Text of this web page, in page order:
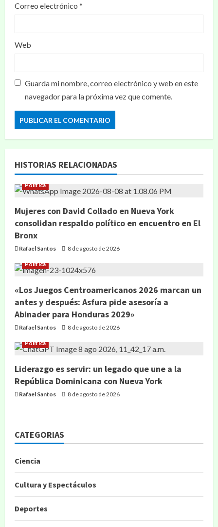
Correo electrónico *
Web
Guarda mi nombre, correo electrónico y web en este
navegador para la próxima vez que comente.
HISTORIAS RELACIONADAS
Política
Mujeres con David Collado en Nueva York
consolidan respaldo político en encuentro en El
Bronx
Rafael Santos 8 de agosto de 2026
Política
«Los Juegos Centroamericanos 2026 marcan un
antes y después: Asfura pide asesoría a
Abinader para Honduras 2029»
Rafael Santos 8 de agosto de 2026
Política
Liderazgo es servir: un legado que une a la
República Dominicana con Nueva York
Rafael Santos 8 de agosto de 2026
CATEGORIAS
Ciencia
Cultura y Espectáculos
Deportes